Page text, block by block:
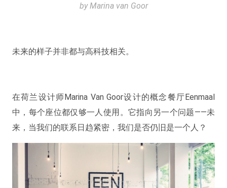
by Marina van Goor
未来的样子并非都与高科技相关。
在荷兰设计师Marina Van Goor设计的概念餐厅Eenmaal
中，每个座位都仅够一人使用。它指向另一个问题——未
来，当我们的联系日趋紧密，我们是否仍旧是一个人？